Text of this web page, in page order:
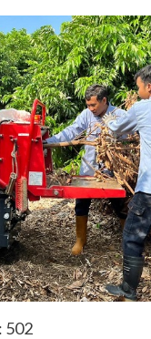
502